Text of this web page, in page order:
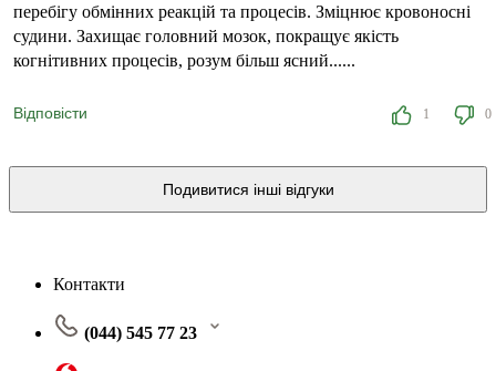
перебігу обмінних реакцій та процесів. Зміцнює кровоносні
судини. Захищає головний мозок, покращує якість
когнітивних процесів, розум більш ясний......
Відповісти 1 0
Подивитися інші відгуки
Контакти
(044) 545 77 23